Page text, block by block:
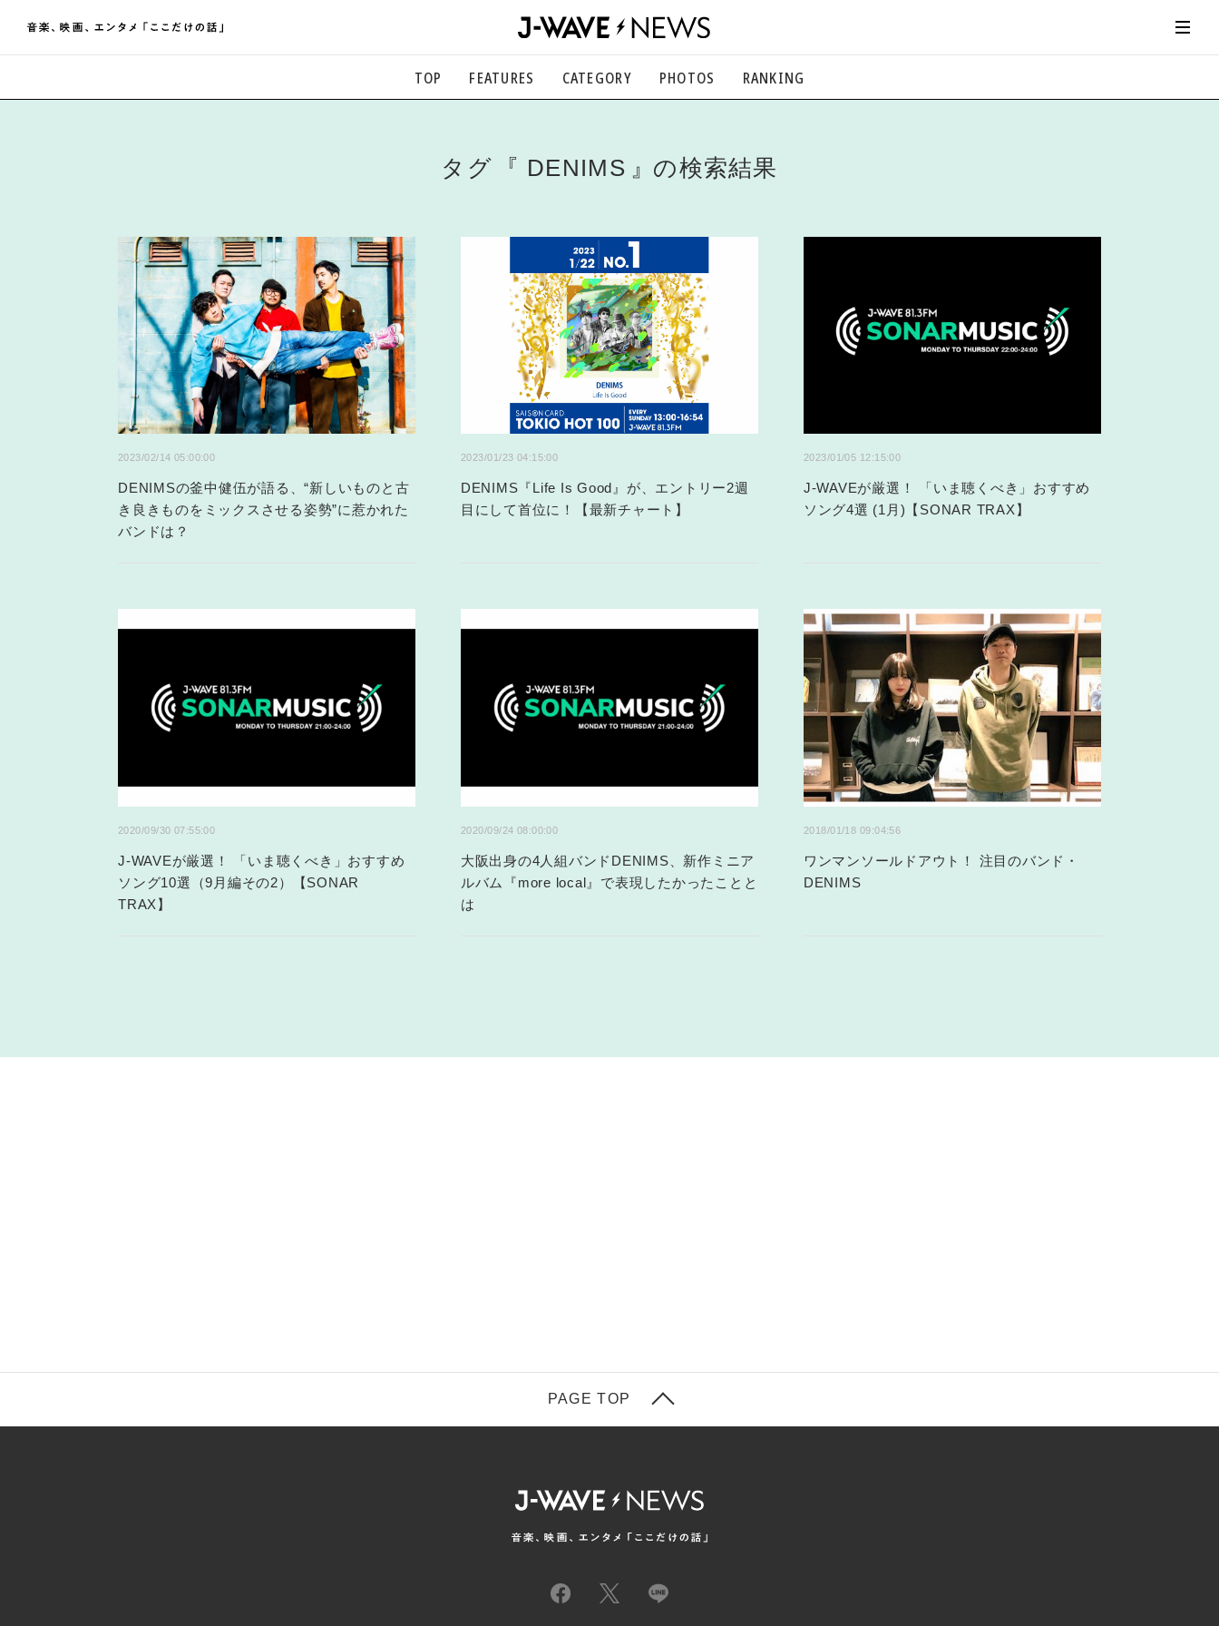
TOP FEATURES CATEGORY
映画、芸能、舞台、スポーツなど
ライフスタイル
食、健康、美容…暮らし豊かに
社会
国内、海外の気になるトピック
PHOTOS RANKING
タグ DENIMS の検索結果
2023/02/14 05:00:00
DENIMSの釜中健伍が語る、“新しいものと古
き良きものをミックスさせる姿勢”に惹かれた
バンドは？
2023/01/23 04:15:00
DENIMS『Life Is Good』が、エントリー2週
目にして首位に！【最新チャート】
2023/01/05 12:15:00
J-WAVEが厳選！ 「いま聴くべき」おすすめ
ソング4選 (1月)【SONAR TRAX】
2020/09/30 07:55:00
J-WAVEが厳選！ 「いま聴くべき」おすすめ
ソング10選（9月編その2）【SONAR
TRAX】
2020/09/24 08:00:00
大阪出身の4人組バンドDENIMS、新作ミニア
ルバム『more local』で表現したかったことと
は
2018/01/18 09:04:56
ワンマンソールドアウト！ 注目のバンド・
DENIMS
PAGE TOP